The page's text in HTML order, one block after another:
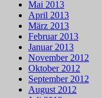
Mai 2013
April 2013
März 2013
Februar 2013
Januar 2013
November 2012
Oktober 2012
September 2012
August 2012